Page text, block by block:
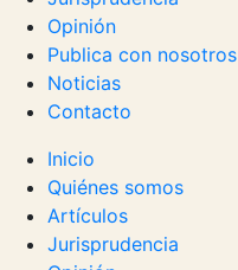
Opinión
Publica con nosotros
Noticias
Contacto
Inicio
Quiénes somos
Artículos
Jurisprudencia